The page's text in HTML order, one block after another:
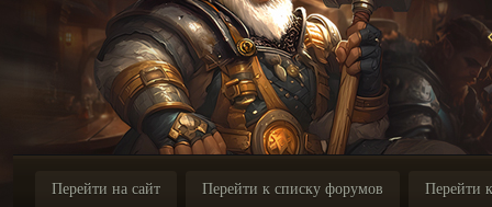
Перейти на сайт Перейти к списку форумов Перейти